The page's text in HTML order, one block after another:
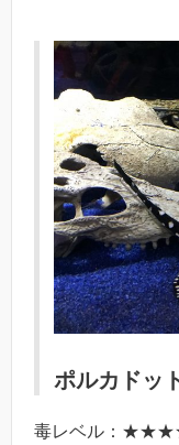
ポルカドッ
毒レベル：